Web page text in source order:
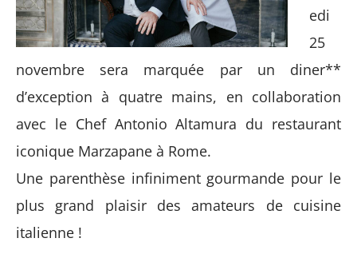
edi
25
novembre sera marquée par un diner**
d’exception à quatre mains, en collaboration
avec le Chef Antonio Altamura du restaurant
iconique Marzapane à Rome.
Une parenthèse infiniment gourmande pour le
plus grand plaisir des amateurs de cuisine
italienne !